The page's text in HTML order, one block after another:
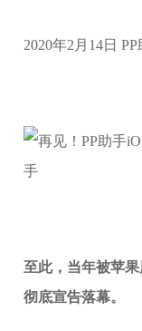
2020年2月14日
至此，当年被苹
彻底宣告落幕。